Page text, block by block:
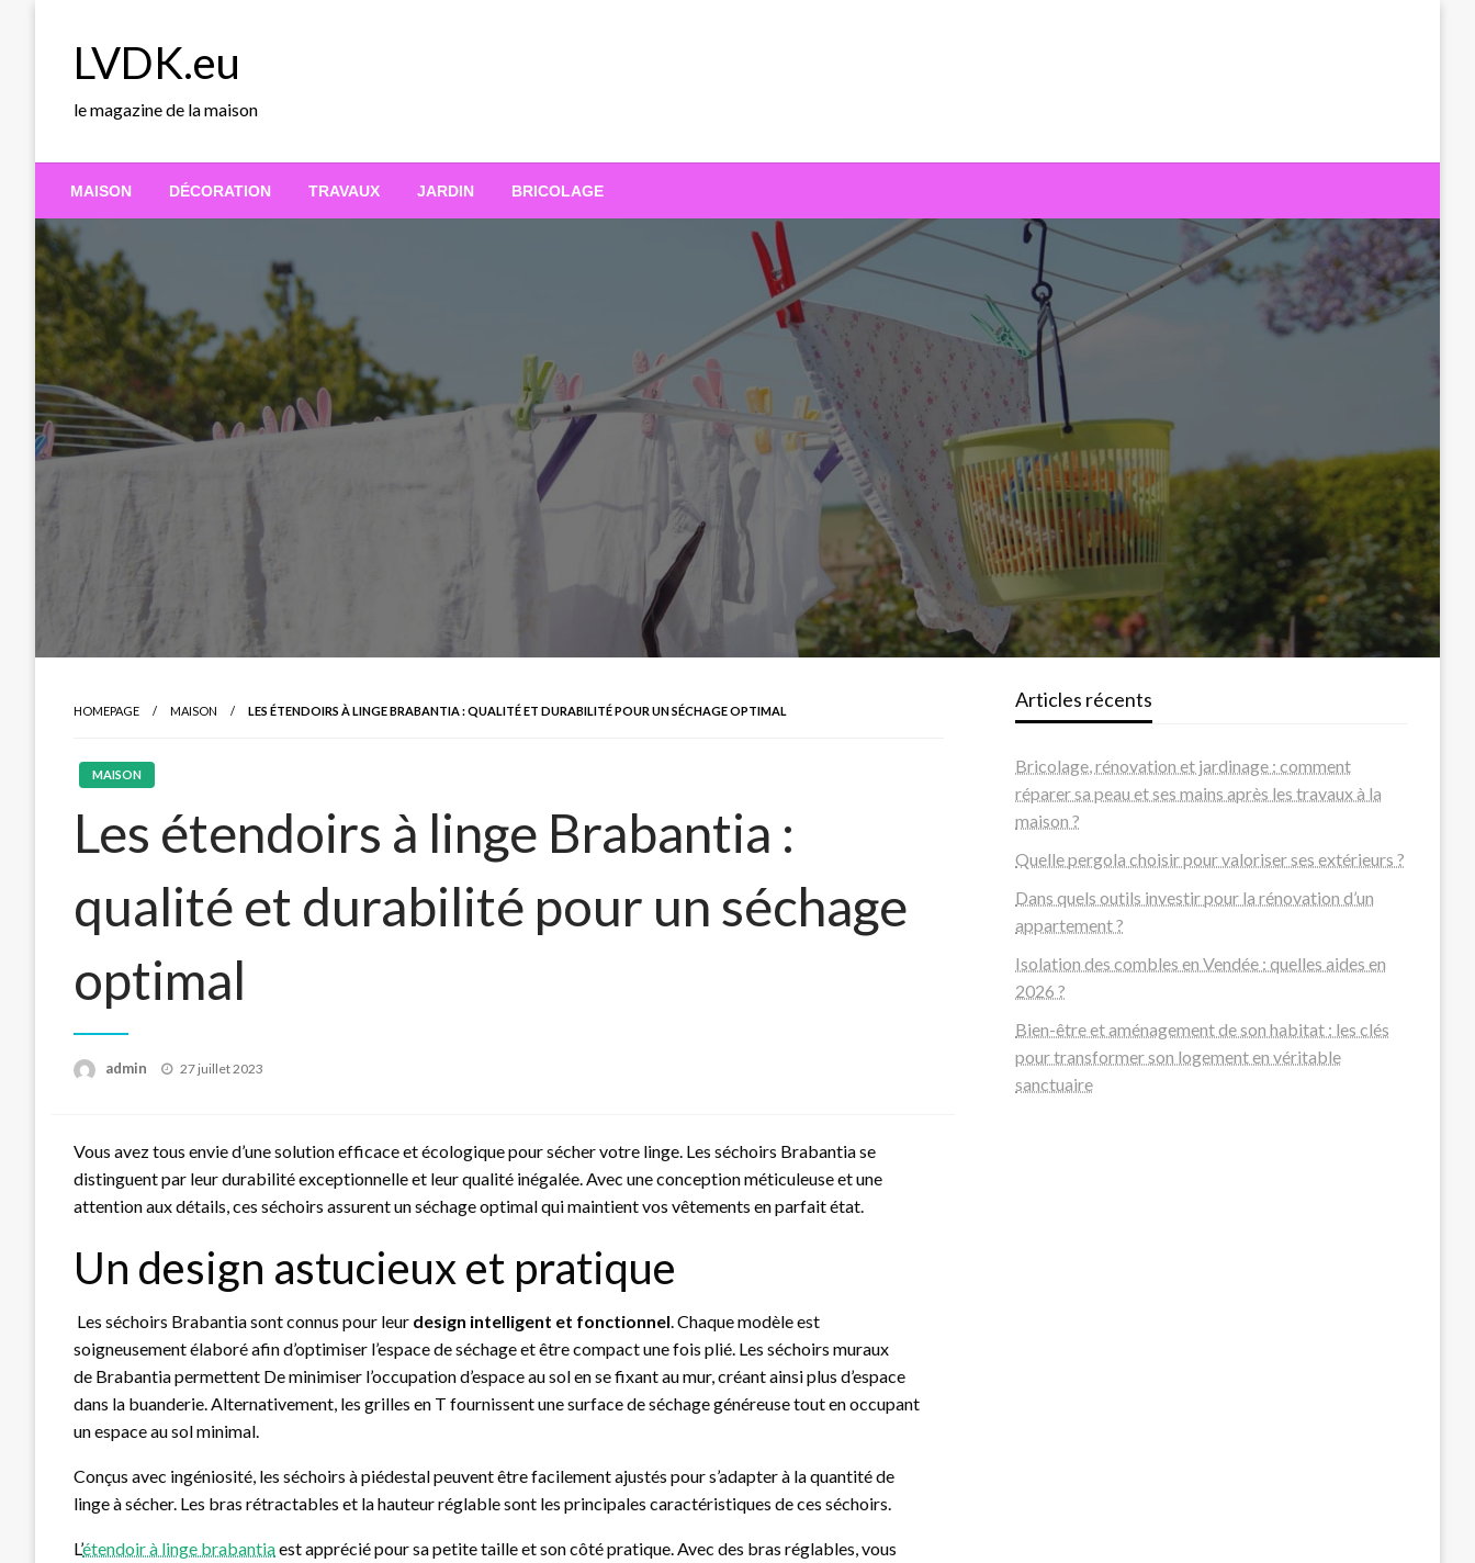
LVDK.eu
le magazine de la maison
MAISON DÉCORATION TRAVAUX JARDIN BRICOLAGE
HOMEPAGE MAISON LES ÉTENDOIRS À LINGE BRABANTIA : QUALITÉ ET DURABILITÉ POUR UN SÉCHAGE OPTIMAL
MAISON
Les étendoirs à linge Brabantia :
qualité et durabilité pour un séchage
optimal
admin
Posted
27 juillet 2023
Vous avez tous envie d’une solution efficace et écologique pour sécher votre linge. Les séchoirs Brabantia se
distinguent par leur durabilité exceptionnelle et leur qualité inégalée. Avec une conception méticuleuse et une
attention aux détails, ces séchoirs assurent un séchage optimal qui maintient vos vêtements en parfait état.
Un design astucieux et pratique
Les séchoirs Brabantia sont connus pour leur design intelligent et fonctionnel. Chaque modèle est
soigneusement élaboré afin d’optimiser l’espace de séchage et être compact une fois plié. Les séchoirs muraux
de Brabantia permettent De minimiser l’occupation d’espace au sol en se fixant au mur, créant ainsi plus d’espace
dans la buanderie. Alternativement, les grilles en T fournissent une surface de séchage généreuse tout en occupant
un espace au sol minimal.
Conçus avec ingéniosité, les séchoirs à piédestal peuvent être facilement ajustés pour s’adapter à la quantité de
linge à sécher. Les bras rétractables et la hauteur réglable sont les principales caractéristiques de ces séchoirs.
L’étendoir à linge brabantiaest apprécié pour sa petite taille et son côté pratique. Avec des bras réglables, vous
Articles récents
Bricolage, rénovation et jardinage : comment
réparer sa peau et ses mains après les travaux à la
maison ?
Quelle pergola choisir pour valoriser ses extérieurs ?
Dans quels outils investir pour la rénovation d’un
appartement ?
Isolation des combles en Vendée : quelles aides en
2026 ?
Bien-être et aménagement de son habitat : les clés
pour transformer son logement en véritable
sanctuaire